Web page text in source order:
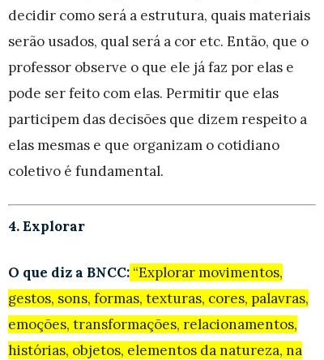
decidir como será a estrutura, quais materiais
serão usados, qual será a cor etc. Então, que o
professor observe o que ele já faz por elas e
pode ser feito com elas. Permitir que elas
participem das decisões que dizem respeito a
elas mesmas e que organizam o cotidiano
coletivo é fundamental.
4. Explorar
O que diz a BNCC: “Explorar movimentos,
gestos, sons, formas, texturas, cores, palavras,
emoções, transformações, relacionamentos,
histórias, objetos, elementos da natureza, na